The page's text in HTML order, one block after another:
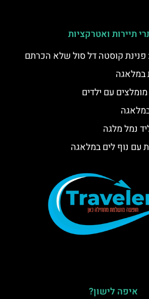
תיירות ואטרקציות
פנינת קוסטה דל סול שלא הכרתם
במלאגה
עם ילדים
נמל מלגה
עם נוף לים במלאגה
איפה לישון?